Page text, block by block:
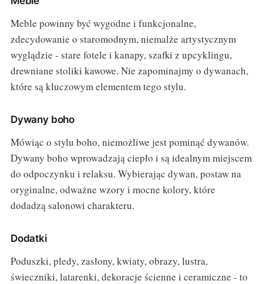
Meble powinny być wygodne i funkcjonalne,
zdecydowanie o staromodnym, niemalże artystycznym
wyglądzie - stare fotele i kanapy, szafki z upcyklingu,
drewniane stoliki kawowe. Nie zapominajmy o dywanach,
które są kluczowym elementem tego stylu.
Dywany boho
Mówiąc o stylu boho, niemożliwe jest pominąć dywanów.
Dywany boho wprowadzają ciepło i są idealnym miejscem
do odpoczynku i relaksu. Wybierając dywan, postaw na
oryginalne, odważne wzory i mocne kolory, które
dodadzą salonowi charakteru.
Dodatki
Poduszki, pledy, zasłony, kwiaty, obrazy, lustra,
świeczniki, latarenki, dekoracje ścienne i ceramiczne - to